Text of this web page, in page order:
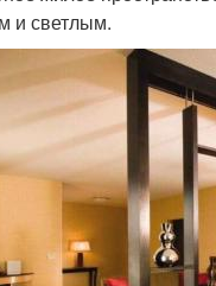
и светлым.